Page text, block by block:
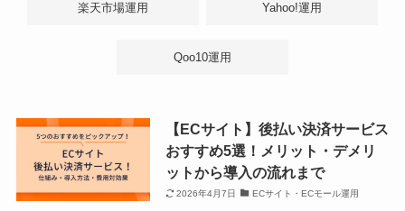
楽天市場運用 Yahoo!運用
Qoo10運用
【ECサイト】後払い決済サービス
おすすめ5選！メリット・デメリ
ットから導入の流れまで
2026年4月7日 ECサイト・ECモール運用